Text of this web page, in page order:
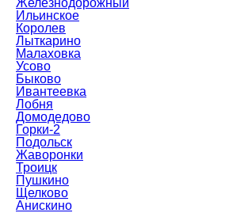
Ильинское
Королев
Лыткарино
Малаховка
Усово
Быково
Ивантеевка
Лобня
Домодедово
Горки-2
Подольск
Жаворонки
Троицк
Пушкино
Щелково
Анискино